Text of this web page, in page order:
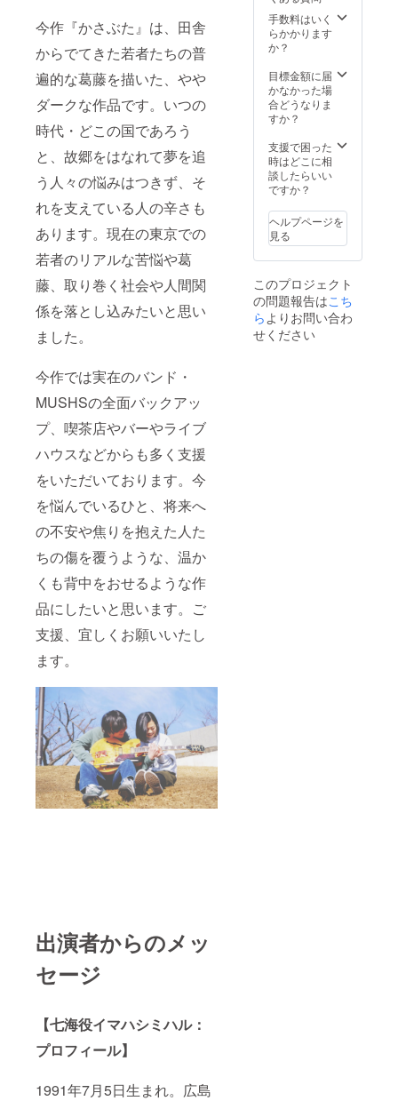
今作『かさぶた』は、田舎
からでてきた若者たちの普
遍的な葛藤を描いた、やや
ダークな作品です。いつの
時代・どこの国であろう
と、故郷をはなれて夢を追
う人々の悩みはつきず、そ
れを支えている人の辛さも
あります。現在の東京での
若者のリアルな苦悩や葛
藤、取り巻く社会や人間関
係を落とし込みたいと思い
ました。
今作では実在のバンド・
MUSHSの全面バックアッ
プ、喫茶店やバーやライブ
ハウスなどからも多く支援
をいただいております。今
を悩んでいるひと、将来へ
の不安や焦りを抱えた人た
ちの傷を覆うような、温か
くも背中をおせるような作
品にしたいと思います。ご
支援、宜しくお願いいたし
ます。
出演者からのメッ
セージ
【七海役イマハシミハル：
プロフィール】
1991年7月5日生まれ。広島
す。希望しない
場合は備考欄に
「希望しない」
と記載くださ
手数料はいく
らかかります
か？
目標金額に届
かなかった場
合どうなりま
すか？
支援で困った
時はどこに相
談したらいい
ですか？
ヘルプページを
見る
このプロジェクト
の問題報告はこち
らよりお問い合わ
せください